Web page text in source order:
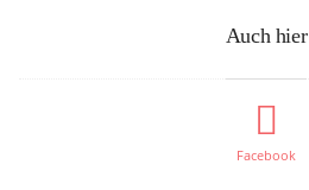
Auch hier
Facebook